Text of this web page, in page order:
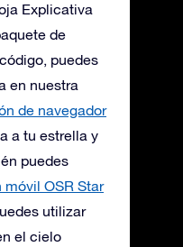
Explicativa
de
puedes
en nuestra
de navegador
a tu estrella y
puedes
OSR Star
utilizar
el cielo